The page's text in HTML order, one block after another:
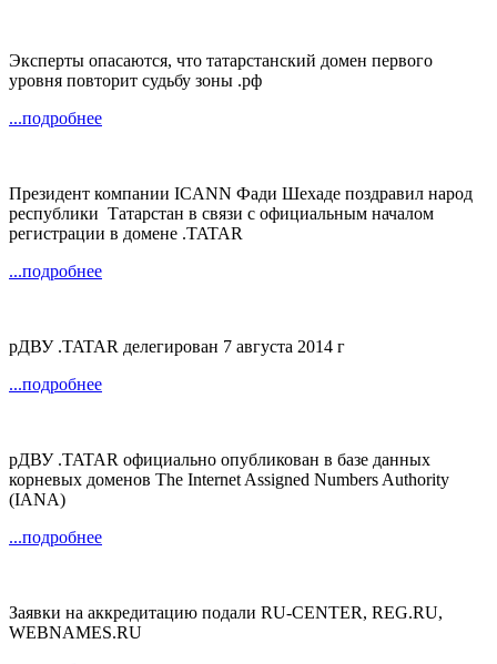
Эксперты опасаются, что татарстанский домен первого
уровня повторит судьбу зоны .рф
...подробнее
Президент компании ICANN Фади Шехаде поздравил народ
республики Татарстан в связи с официальным началом
регистрации в домене .TATAR
...подробнее
рДВУ .TATAR делегирован 7 августа 2014 г
...подробнее
рДВУ .TATAR официально опубликован в базе данных
корневых доменов The Internet Assigned Numbers Authority
(IANA)
...подробнее
Заявки на аккредитацию подали RU-CENTER, REG.RU,
WEBNAMES.RU